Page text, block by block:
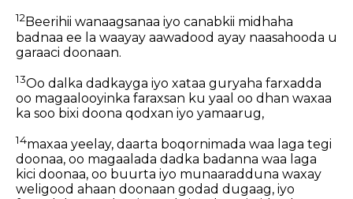
12Beerihii wanaagsanaa iyo canabkii midhaha
badnaa ee la waayay aawadood ayay naasahooda u
garaaci doonaan.
13Oo dalka dadkayga iyo xataa guryaha farxadda
oo magaalooyinka faraxsan ku yaal oo dhan waxaa
ka soo bixi doona qodxan iyo yamaarug,
14maxaa yeelay, daarta boqornimada waa laga tegi
doonaa, oo magaalada dadka badanna waa laga
kici doonaa, oo buurta iyo munaaradduna waxay
weligood ahaan doonaan godad dugaag, iyo